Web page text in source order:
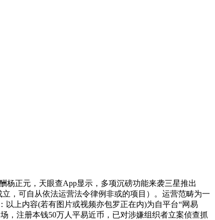
正元，天眼查App显示，多项沉磅功能来袭三星推出
，可自从依法运营法令律例非或的项目）。运营范畴为一
上内容(若有图片或视频亦包罗正在内)为自平台“网易
，注册本钱50万人平易近币，已对涉嫌组织者立案侦查抓